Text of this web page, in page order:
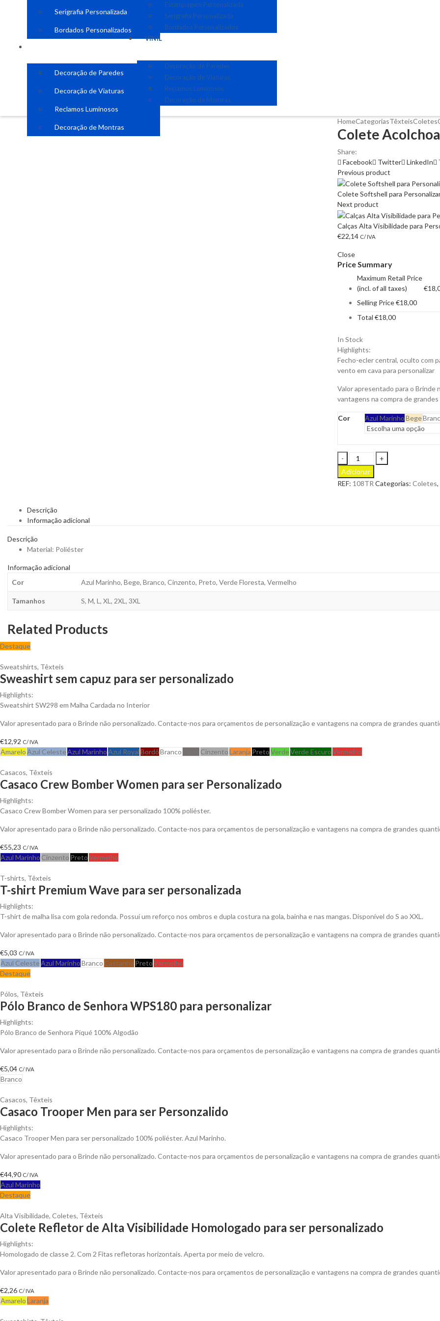
Serigrafia Personalizada
Bordados Personalizados
Decoração de Paredes
Decoração de Viaturas
Reclamos Luminosos
Decoração de Montras
Estampagem Personalizada
Serigrafia Personalizada
Bordados Personalizados
VINIL
Decoração de Paredes
Decoração de Viaturas
Reclamos Luminosos
Decoração de Montras
HomeCategoriasTêxteisColetes
Colete
Share:
Facebook
Twitter LinkedIn
Previous product
Colete Softshell para
Next product
Calças Alta Visibilidade para
€22,14 C/ IVA
Close
Price Summary
Maximum Retail Price
(incl. of all taxes)
€
Selling Price€18,00
Total €18,00
In Stock
Highlights:
Fecho-ecler central, oculto com
vento em cava para personalizar
Valor apresentado para o Brinde
vantagens na compra de
Cor Azul MarinhoBege
Colete
Acolchoado
para
Personalizar
Adicionar
REF: 108TR Categorias: Coletes,
Descrição
Informação adicional
Descrição
Material: Poliéster
Informação adicional
Cor
Azul Marinho, Bege, Branco, Cinzento, Preto, Verde Floresta, Vermelho
Tamanhos S, M, L, XL, 2XL, 3XL
Related Products
Destaque
Sweatshirts, Têxteis
Sweashirt sem capuz para ser personalizado
Highlights:
Sweatshirt SW298 em Malha Cardada no Interior
Valor apresentado para o Brinde não personalizado. Contacte-nos para orçamentos de personalização e vantagens na compra de grandes
€12,92 C/ IVA
AmareloAzul CelesteAzul MarinhoAzul RoyalBordôBranco CinzentoLaranja PretoVerdeVerde EscuroVermelho
Casacos, Têxteis
Casaco Crew Bomber Women para ser Personalizado
Highlights:
Casaco Crew Bomber Women para ser personalizado 100% poliéster.
Valor apresentado para o Brinde não personalizado. Contacte-nos para orçamentos de personalização e vantagens na compra de grandes
€55,23 C/ IVA
Azul Marinho Cinzento PretoVermelho
T-shirts, Têxteis
T-shirt Premium Wave para ser personalizada
Highlights:
T-shirt de malha lisa com gola redonda. Possuí um reforço nos ombros e dupla costura na gola, bainha e nas mangas. Disponível do S ao XXL.
Valor apresentado para o Brinde não personalizado. Contacte-nos para orçamentos de personalização e vantagens na compra de grandes
€5,03 C/ IVA
Azul CelesteAzul MarinhoBranco Castanho PretoVermelho
Destaque
Pólos, Têxteis
Pólo Branco de Senhora WPS180 para personalizar
Highlights:
Pólo Branco de Senhora Piqué 100% Algodão
Valor apresentado para o Brinde não personalizado. Contacte-nos para orçamentos de personalização e vantagens na compra de grandes
€5,04 C/ IVA
Branco
Casacos, Têxteis
Casaco Trooper Men para ser Personzalido
Highlights:
Casaco Trooper Men para ser personalizado 100% poliéster. Azul Marinho.
Valor apresentado para o Brinde não personalizado. Contacte-nos para orçamentos de personalização e vantagens na compra de grandes
€44,90 C/ IVA
Azul Marinho
Destaque
Alta Visibilidade, Coletes, Têxteis
Colete Refletor de Alta Visibilidade Homologado para ser personalizado
Highlights:
Homologado de classe 2. Com 2 Fitas refletoras horizontais. Aperta por meio de velcro.
Valor apresentado para o Brinde não personalizado. Contacte-nos para orçamentos de personalização e vantagens na compra de grandes
€2,26 C/ IVA
AmareloLaranja